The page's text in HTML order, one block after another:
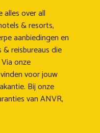
alles over all
& resorts,
aanbiedingen en
reisbureaus die
onze
voor jouw
Bij onze
van ANVR,